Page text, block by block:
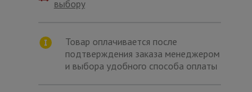
выбору
Товар оплачивается после
подтверждения заказа менеджером
и выбора удобного способа оплаты